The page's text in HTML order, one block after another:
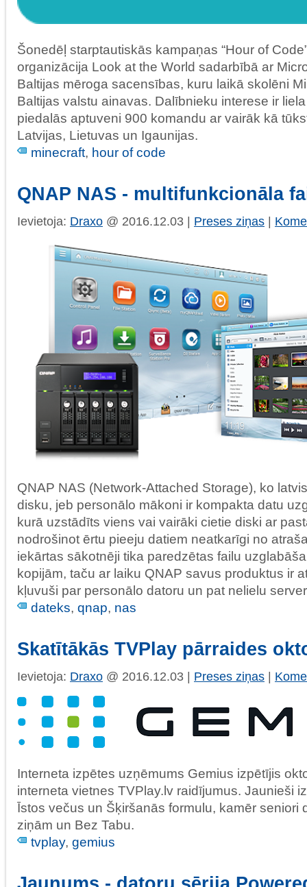
Šonedēļ starptautiskās kampaņas “Hour of
organizācija Look at the World sadarbībā ar
Baltijas mēroga sacensības, kuru laikā skolēni
Baltijas valstu ainavas. Dalībnieku interese ir
piedalās aptuveni 900 komandu ar vairāk kā
Latvijas, Lietuvas un Igaunijas.
minecraft, hour of code
QNAP NAS - multifunkcionāla
Ievietoja: Draxo @ 2016.12.03 | Preses ziņas |
QNAP NAS (Network-Attached Storage), ko
disku, jeb personālo mākoni ir kompakta datu
kurā uzstādīts viens vai vairāki cietie diski ar
nodrošinot ērtu pieeju datiem neatkarīgi no
iekārtas sākotnēji tika paredzētas failu
kopijām, taču ar laiku QNAP savus produktus ir
kļuvuši par personālo datoru un pat nelielu
dateks, qnap, nas
Skatītākās TVPlay pārraides
Ievietoja: Draxo @ 2016.12.03 | Preses ziņas
Interneta izpētes uzņēmums Gemius izpētījis
interneta vietnes TVPlay.lv raidījumus. Jaunieši
Īstos večus un Šķiršanās formulu, kamēr seniori
ziņām un Bez Tabu.
tvplay, gemius